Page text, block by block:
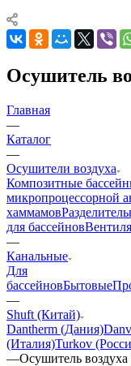
Осушитель
Главная
—
Каталог
—
Осушители воздуха
Композитные
микропроцессорной
хаммамов
для бассейнов
—
Канальные
Для
бассейновБытовые
—
Shuft (Китай)
Dantherm (Дания)
(Италия)Turkov
—Осушитель